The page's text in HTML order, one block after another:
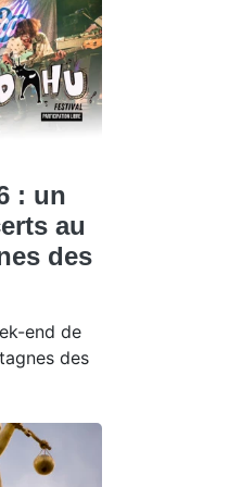
: un
au
des
end de
des